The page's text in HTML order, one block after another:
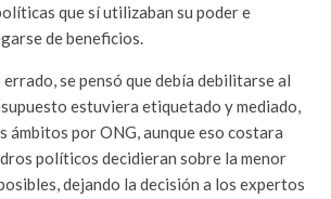
que sí utilizaban su poder e
de beneficios.
se pensó que debía debilitarse al
estuviera etiquetado y mediado,
ámbitos por ONG, aunque eso costara
políticos decidieran sobre la menor
dejando la decisión a los expertos